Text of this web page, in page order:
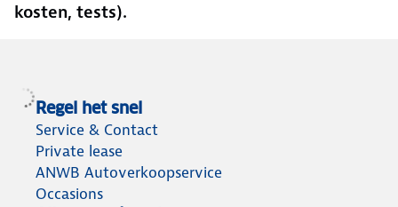
kosten, tests).
Regel het snel
Service & Contact
Private lease
ANWB Autoverkoopservice
Occasions